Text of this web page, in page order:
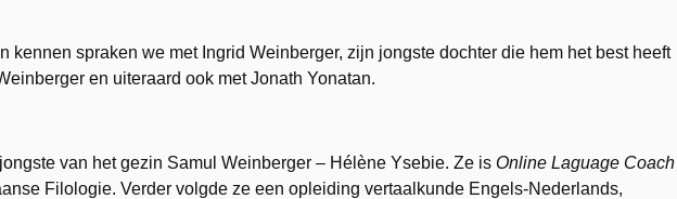
kennen spraken we met Ingrid Weinberger, zijn jongste dochter die hem het best heeft
en uiteraard ook met Jonath Yonatan.
van het gezin Samul Weinberger – Hélène Ysebie. Ze is Online Laguage Coach
Filologie. Verder volgde ze een opleiding vertaalkunde Engels-Nederlands,